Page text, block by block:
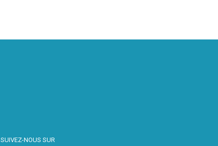
SUIVEZ-NOUS SUR